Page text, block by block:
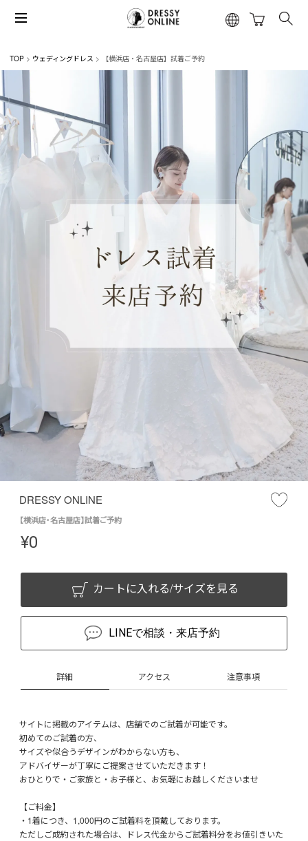
TOP ウェディングドレス 【横浜店・名古屋店】試着ご予約
DRESSY ONLINE
【横浜店・名古屋店】試着ご予約
¥0
カートに入れる/サイズを見る
LINEで相談・来店予約
詳細 アクセス 注意事項
サイトに掲載のアイテムは、店舗でのご試着が可能です。
初めてのご試着の方、
サイズや似合うデザインがわからない方も、
アドバイザーが丁寧にご提案させていただきます！
おひとりで・ご家族と・お子様と、お気軽にお越しくださいませ
【ご料金】
・1着につき、1,000円のご試着料を頂戴しております。
ただしご成約された場合は、ドレス代金からご試着料分をお値引きいた